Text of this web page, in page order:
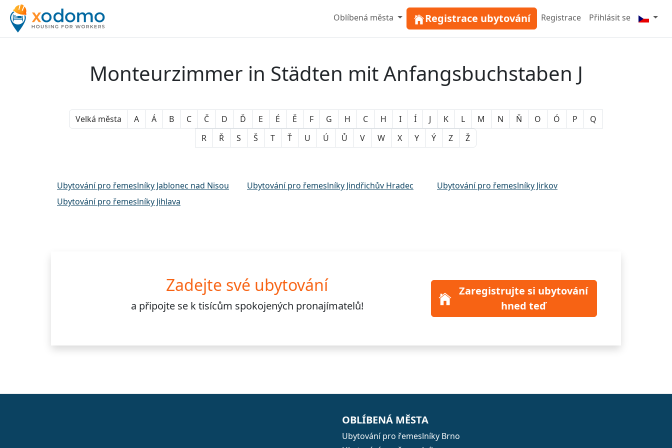
Oblíbená města Registrace ubytování Registrace Přihlásit se
Monteurzimmer in Städten mit Anfangsbuchstaben J
Velká města A Á B C Č D Ď E É Ě F G H C H I Í J K L M N Ň O Ó P
Q
R
Ř S Š T Ť U Ú Ů V W X Y Ý Z Ž
Ubytování pro řemeslníky Jablonec nad Nisou
Ubytování pro řemeslníky Jihlava
Ubytování pro řemeslníky Jindřichův Hradec Ubytování pro řemeslníky Jirkov
Zadejte své ubytování
a připojte se ktisícům spokojených pronajímatelů!
Zaregistrujte si ubytování
hned teď
OBLÍBENÁ MĚSTA
Ubytování pro řemeslníky Brno